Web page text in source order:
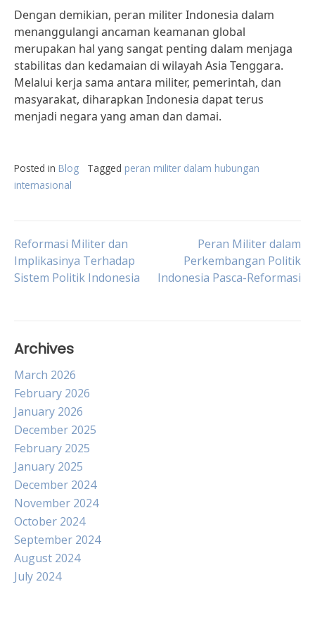
Dengan demikian, peran militer Indonesia dalam
menanggulangi ancaman keamanan global
merupakan hal yang sangat penting dalam menjaga
stabilitas dan kedamaian di wilayah Asia Tenggara.
Melalui kerja sama antara militer, pemerintah, dan
masyarakat, diharapkan Indonesia dapat terus
menjadi negara yang aman dan damai.
Posted in Blog Tagged peran militer dalam hubungan
internasional
Post
navigation
Reformasi Militer dan
Implikasinya Terhadap
Sistem Politik Indonesia
Peran Militer dalam
Perkembangan Politik
Indonesia Pasca-Reformasi
Archives
March 2026
February 2026
January 2026
December 2025
February 2025
January 2025
December 2024
November 2024
October 2024
September 2024
August 2024
July 2024